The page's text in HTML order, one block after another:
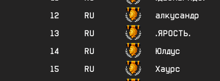
12
RU алкусандр
13
RU .ЯРОСТЬ.
14
RU Юлдус
15
RU Хаурс